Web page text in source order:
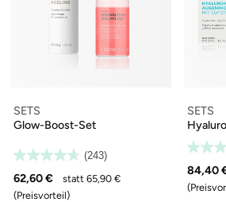
SETS
Glow-Boost-Set
(243)
62,60 €
statt 65,90 €
(Preisvorteil)
SETS
84,40